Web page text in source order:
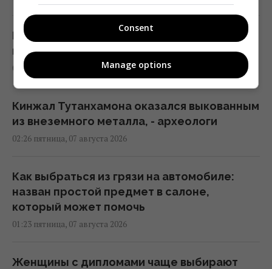
В чем польза грецких орехов для сердца,
мозга и укрепления иммунитета
03:28 пятница, 07 августа 2026
Кинжал Тутанхамона оказался выкованным
из внеземного металла, - археологи
02:26 пятница, 07 августа 2026
Как выбраться из грязи на автомобиле:
назван простой предмет в салоне,
который может помочь
01:23 пятница, 07 августа 2026
Женщины с дипломами чаще выбирают
Consent
Manage options